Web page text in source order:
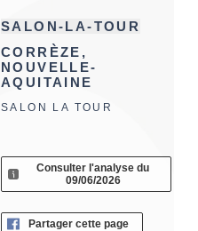
SALON-LA-TOUR
CORRÈZE,
NOUVELLE-
AQUITAINE
SALON LA TOUR
Consulter l'analyse du
09/06/2026
Partager cette page